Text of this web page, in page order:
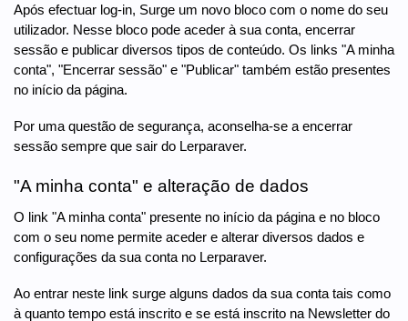
Após efectuar log-in, Surge um novo bloco com o nome do seu
utilizador. Nesse bloco pode aceder à sua conta, encerrar
sessão e publicar diversos tipos de conteúdo. Os links "A minha
conta", "Encerrar sessão" e "Publicar" também estão presentes
no início da página.
Por uma questão de segurança, aconselha-se a encerrar
sessão sempre que sair do Lerparaver.
"A minha conta" e alteração de dados
O link "A minha conta" presente no início da página e no bloco
com o seu nome permite aceder e alterar diversos dados e
configurações da sua conta no Lerparaver.
Ao entrar neste link surge alguns dados da sua conta tais como
à quanto tempo está inscrito e se está inscrito na Newsletter do